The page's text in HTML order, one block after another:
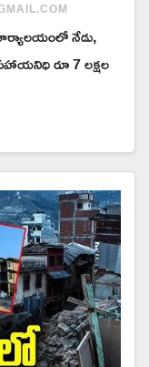
నేడు,
సహాయనిధి రూ 7 లక్షల